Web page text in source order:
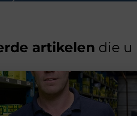
artikelen die u